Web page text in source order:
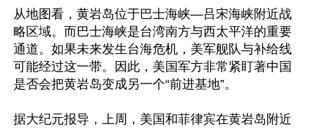
从地图看，黄岩岛位于巴士海峡—吕宋海峡附近战
略区域。而巴士海峡是台湾南方与西太平洋的重要
通道。如果未来发生台海危机，美军舰队与补给线
可能经过这一带。因此，美国军方非常紧盯著中国
是否会把黄岩岛变成另一个“前进基地”。
据大纪元报导，上周，美国和菲律宾在黄岩岛附近